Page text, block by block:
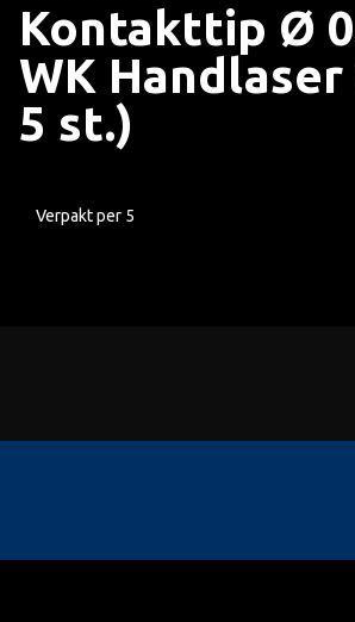
Kontakttip Ø
WK
5 st.)
Verpakt per 5